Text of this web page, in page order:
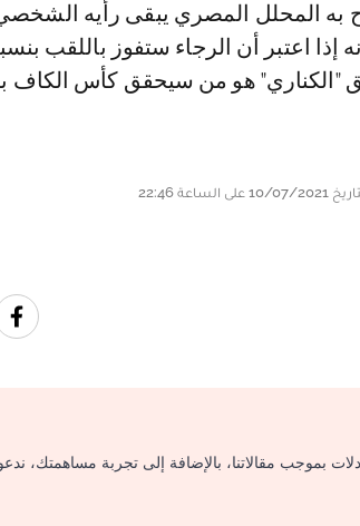
به المحلل المصري يبقى رأيه
إذا اعتبر أن الرجاء ستفوز باللقب
"الكناري" هو من سيحقق كأس الكاف
بموجب مقالاتنا، بالإضافة إلى تجربة مساهمتك،